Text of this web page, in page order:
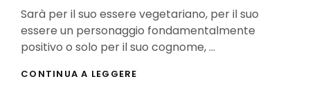
Sarà per il suo essere vegetariano, per il suo
essere un personaggio fondamentalmente
positivo o solo per il suo cognome, …
CONTINUA A LEGGERE